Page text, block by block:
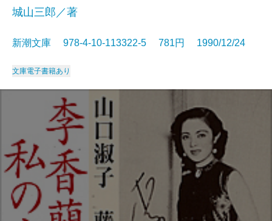
城山三郎／著
新潮文庫 978-4-10-113322-5 781円 1990/12/24
文庫電子書籍あり